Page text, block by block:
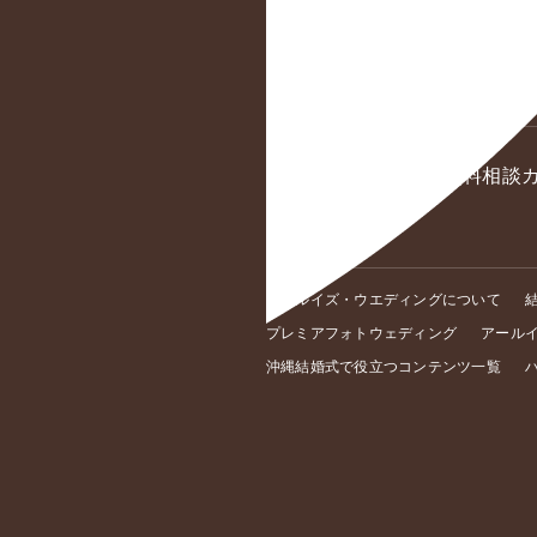
全国の店舗一覧 ＜無料相談
アールイズ・ウエディングについて
プレミアフォトウェディング
アール
沖縄結婚式で役立つコンテンツ一覧